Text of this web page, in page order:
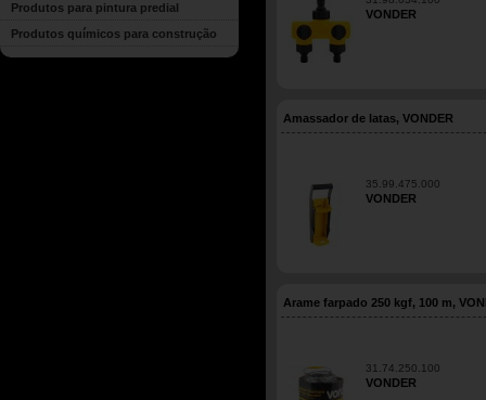
Produtos para pintura predial
Produtos químicos para construção
VONDER
Amassador de latas, VONDER
35.99.475.000
VONDER
Arame farpado 250 kgf, 100 m,
31.74.250.100
VONDER